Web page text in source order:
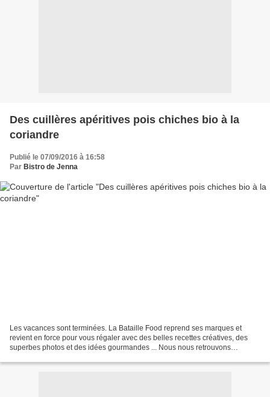
Des cuillères apéritives pois chiches bio à la
coriandre
Publié le 07/09/2016 à 16:58
Par Bistro de Jenna
Les vacances sont terminées. La Bataille Food reprend ses marques et
revient en force pour vous régaler avec des belles recettes créatives, des
superbes photos et des idées gourmandes ... Nous nous retrouvons